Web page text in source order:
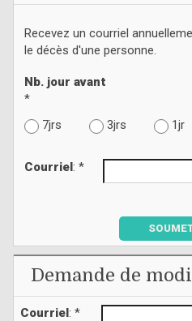
Recevez un courriel
le décès d'une personne.
Nb. jour avant
*
7jrs
3jrs 1jr
Courriel : *
Demande de
Courriel: *